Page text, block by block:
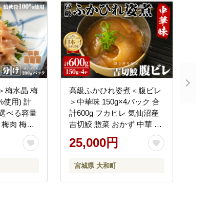
梅水晶 梅
使用) 計
べる容量
肉 梅干
海鮮【株
ン】ta406
高級ふかひれ姿煮＜腹ビレ
＞中華味 150g×4パック 合
計600g フカヒレ 気仙沼産
吉切鮫 惣菜 おかず 中華 あ
んかけ 小分け パック コラ
ーゲン【株式会社仙台ミン
25,000円
宮城県 大和町